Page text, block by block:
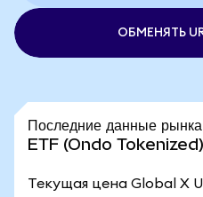
ОБМЕНЯТЬ
Последние данные
ETF (Ondo Tokenized)
Текущая цена Global X